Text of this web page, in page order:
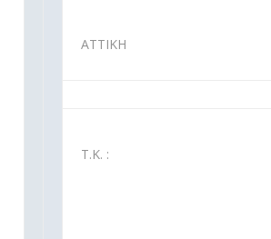
ΑΤΤΙΚΗ
Τ.Κ. :